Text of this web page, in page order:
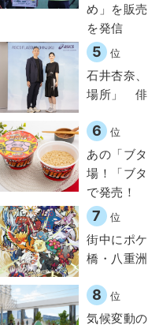
め」を販
を発信
5 位
石井杏奈
場所」 俳
6 位
あの「ブ
場！「ブ
で発売！
7 位
街中にポ
橋・八重
8 位
気候変動